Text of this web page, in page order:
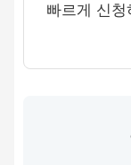
빠르게 신